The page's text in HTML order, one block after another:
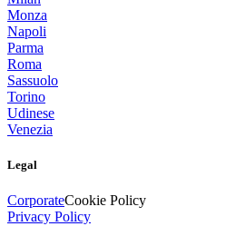
Monza
Napoli
Parma
Roma
Sassuolo
Torino
Udinese
Venezia
Legal
CorporateCookie Policy
Privacy Policy